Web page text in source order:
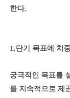
한다.
1,단기 목표에 치
궁극적인 목표를
를 지속적으로 제